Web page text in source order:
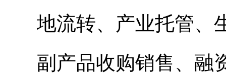
地流转、产业托管、
副产品收购销售、融